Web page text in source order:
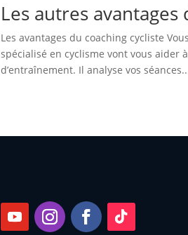
Les autres
Les avantages du coaching cycliste
spécialisé en cyclisme vont vous aider
d’entraînement. Il analyse vos